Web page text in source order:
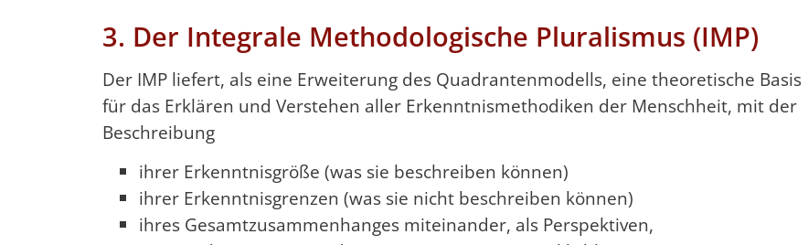
3. Der Integrale Methodologische Pluralismus (IMP)
Der IMP liefert, als eine Erweiterung des Quadrantenmodells, eine theoretische Basis
für das Erklären und Verstehen aller Erkenntnismethodiken der Menschheit, mit der
Beschreibung
ihrer Erkenntnisgröße (was sie beschreiben können)
ihrer Erkenntnisgrenzen (was sie nicht beschreiben können)
ihres Gesamtzusammenhanges miteinander, als Perspektiven,